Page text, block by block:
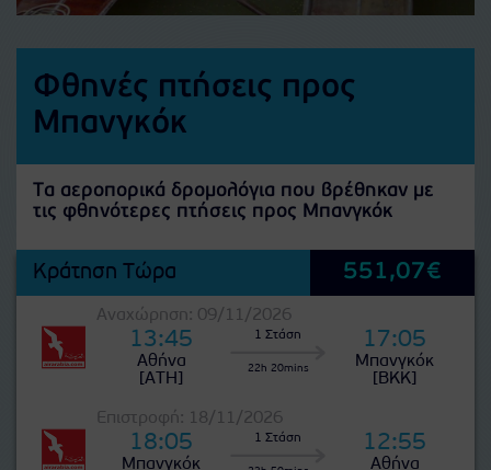
Φθηνές πτήσεις προς
Μπανγκόκ
Τα αεροπορικά δρομολόγια που βρέθηκαν με
τις φθηνότερες πτήσεις προς Μπανγκόκ
Κράτηση Τώρα 551,07€
Αναχώρηση: 09/11/2026
13:45
Αθήνα
[ATH]
1 Στάση
22h 20mins
17:05
Μπανγκόκ
[BKK]
Επιστροφή: 18/11/2026
18:05
Μπανγκόκ
1 Στάση 12:55
Αθήνα